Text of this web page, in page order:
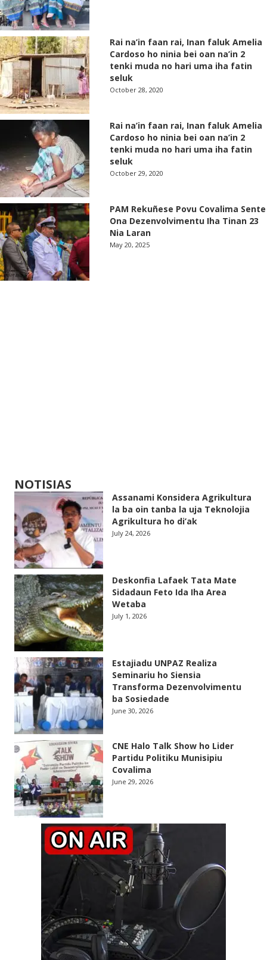
Rai na’in faan rai, Inan faluk Amelia
Cardoso ho ninia bei oan na’in 2
tenki muda no hari uma iha fatin
seluk
October 28, 2020
Rai na’in faan rai, Inan faluk Amelia
Cardoso ho ninia bei oan na’in 2
tenki muda no hari uma iha fatin
seluk
October 29, 2020
PAM Rekuñese Povu Covalima Sente
Ona Dezenvolvimentu Iha Tinan 23
Nia Laran
May 20, 2025
NOTISIAS
Assanami Konsidera Agrikultura
la ba oin tanba la uja Teknolojia
Agrikultura ho di’ak
July 24, 2026
Deskonfia Lafaek Tata Mate
Sidadaun Feto Ida Iha Area
Wetaba
July 1, 2026
Estajiadu UNPAZ Realiza
Seminariu ho Siensia
Transforma Dezenvolvimentu
ba Sosiedade
June 30, 2026
CNE Halo Talk Show ho Lider
Partidu Politiku Munisipiu
Covalima
June 29, 2026